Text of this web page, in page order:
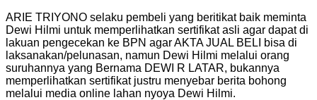
ARIE TRIYONO selaku pembeli yang beritikat baik meminta
Dewi Hilmi untuk memperlihatkan sertifikat asli agar dapat di
lakuan pengecekan ke BPN agar AKTA JUAL BELI bisa di
laksanakan/pelunasan, namun Dewi Hilmi melalui orang
suruhannya yang Bernama DEWI R LATAR, bukannya
memperlihatkan sertifikat justru menyebar berita bohong
melalui media online lahan nyoya Dewi Hilmi.